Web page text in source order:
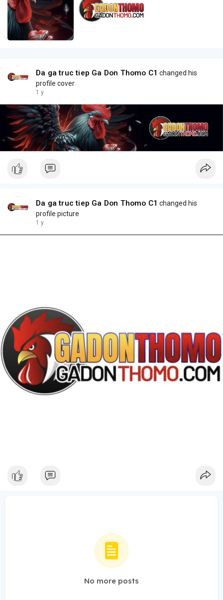
Da ga truc tiep Ga Don Thomo C1 changed his
profile cover
1 y
Da ga truc tiep Ga Don Thomo C1 changed his
profile picture
1 y
No more posts